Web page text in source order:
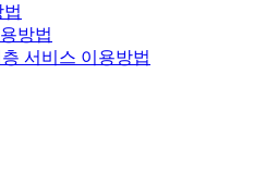
방법
서비스 이용방법